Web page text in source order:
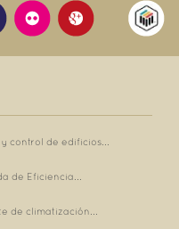
control de edificios...
de Eficiencia...
de climatización...